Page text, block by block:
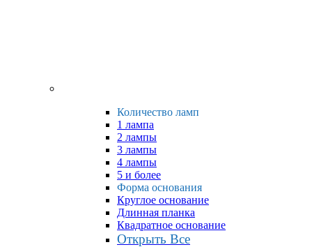
Количество ламп
1 лампа
2 лампы
3 лампы
4 лампы
5 и более
Форма основания
Круглое основание
Длинная планка
Квадратное основание
Открыть Все